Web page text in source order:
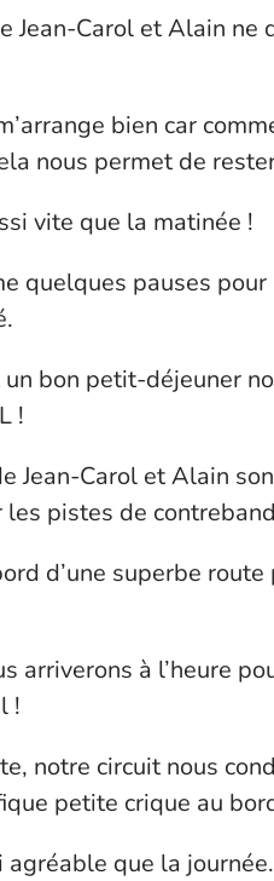
Jean-Carol et Alain ne
bien car
nous permet de
vite que la matinée !
quelques pauses
bon petit-déjeuner
!
Jean-Carol et Alain
pistes de
d’une superbe
arriverons à l’heure
!
notre circuit nous
petite crique au
que la